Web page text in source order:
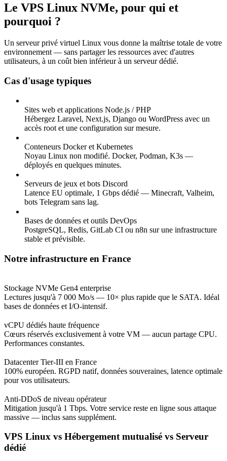
Le VPS Linux NVMe, pour qui et
pourquoi ?
Un serveur privé virtuel Linux vous donne la maîtrise totale de votre
environnement — sans partager les ressources avec d'autres
utilisateurs, à un coût bien inférieur à un serveur dédié.
Cas d'usage typiques
Sites web et applications Node.js / PHP
Hébergez Laravel, Next.js, Django ou WordPress avec un
accès root et une configuration sur mesure.
Conteneurs Docker et Kubernetes
Noyau Linux non modifié. Docker, Podman, K3s —
déployés en quelques minutes.
Serveurs de jeux et bots Discord
Latence EU optimale, 1 Gbps dédié — Minecraft, Valheim,
bots Telegram sans lag.
Bases de données et outils DevOps
PostgreSQL, Redis, GitLab CI ou n8n sur une infrastructure
stable et prévisible.
Notre infrastructure en France
Stockage NVMe Gen4 enterprise
Lectures jusqu'à 7 000 Mo/s — 10× plus rapide que le SATA. Idéal
bases de données et I/O-intensif.
vCPU dédiés haute fréquence
Cœurs réservés exclusivement à votre VM — aucun partage CPU.
Performances constantes.
Datacenter Tier-III en France
100% européen. RGPD natif, données souveraines, latence optimale
pour vos utilisateurs.
Anti-DDoS de niveau opérateur
Mitigation jusqu'à 1 Tbps. Votre service reste en ligne sous attaque
massive — inclus sans supplément.
VPS Linux vs Hébergement mutualisé vs Serveur
dédié